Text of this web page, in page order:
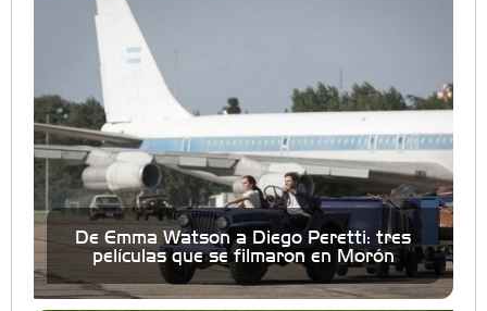
De Emma Watson a Diego Peretti: tres
películas que se filmaron en Morón